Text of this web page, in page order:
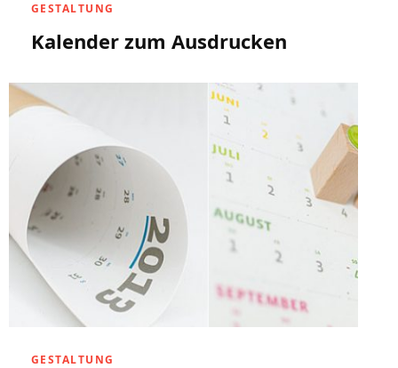
GESTALTUNG
Kalender zum Ausdrucken
GESTALTUNG